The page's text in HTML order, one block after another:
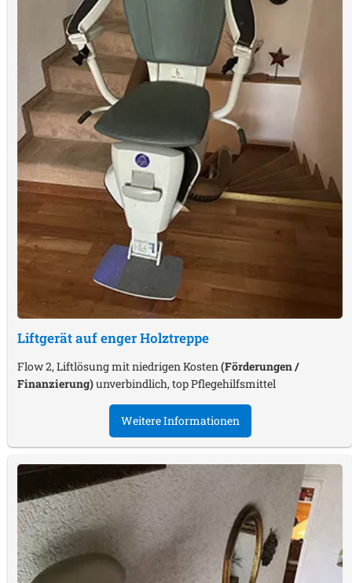
Liftgerät auf enger Holztreppe
Flow 2, Liftlösung mit niedrigen Kosten (Förderungen /
Finanzierung)unverbindlich, top Pflegehilfsmittel
Weitere Informationen